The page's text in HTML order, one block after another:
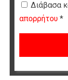
Διάβασα
απορρήτου *